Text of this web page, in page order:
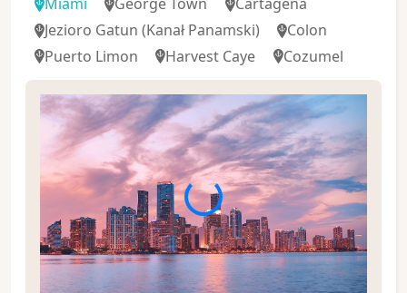
Jezioro Gatun (Kanał Panamski)
Colon
Puerto Limon
Harvest Caye Cozumel